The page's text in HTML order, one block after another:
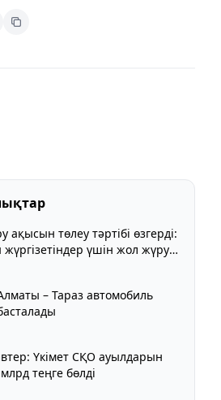
төлеу тәртібі өзгерді:
үшін жол жүру
сақталады
– Тараз автомобиль
Үкімет СҚО ауылдарын
теңге бөлді